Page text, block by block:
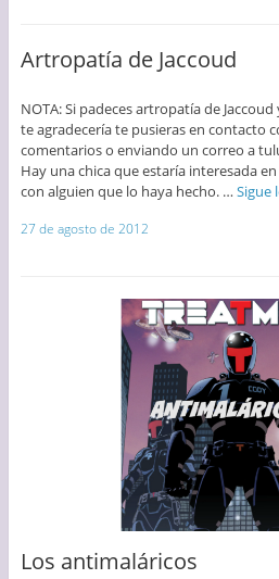
Artropatía de Jaccoud
NOTA: Si padeces artropatía de
te agradecería te pusieras en contacto
comentarios o enviando un correo a
Hay una chica que estaría interesada
con alguien que lo haya hecho. … Sigue
27 de agosto de 2012
Los antimaláricos